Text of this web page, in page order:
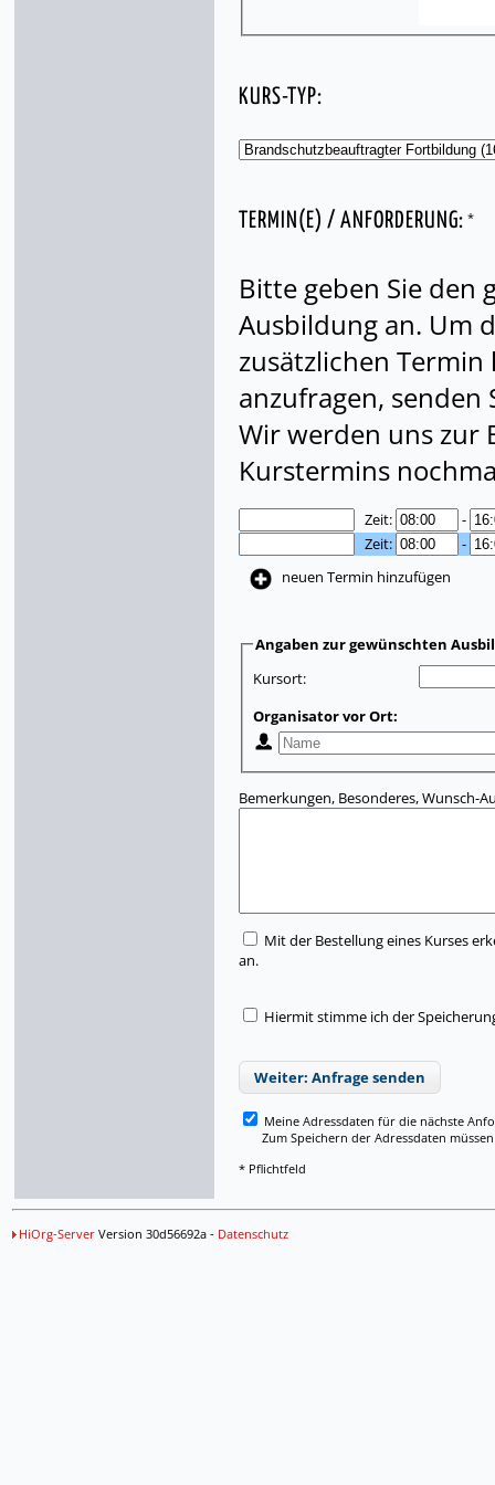
KURS-TYP:
TERMIN(E) / ANFORDERUNG: *
Bitte geben Sie den
Ausbildung an. Um
zusätzlichen
anzufragen, senden
Wir werden uns zur
Kurstermins
Zeit:
-
Zeit:
-
neuen Termin hinzufügen
Angaben zur gewünschten
Kursort:
Organisator vor Ort:
Bemerkungen, Besonderes, Wunsch-
Mit der Bestellung eines Kurses
an.
Hiermit stimme ich der
Weiter: Anfrage senden
Meine Adressdaten für die nächste
Zum Speichern der Adressdaten müssen
* Pflichtfeld
HiOrg-ServerVersion 30d56692a - Datenschutz